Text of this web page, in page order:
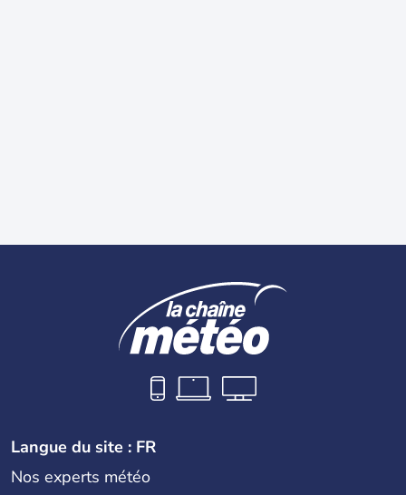
Langue du site : FR
Nos experts météo